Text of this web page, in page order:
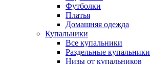
Футболки
Платья
Домашняя одежда
Купальники
Все купальники
Раздельные купальники
Низы от купальников